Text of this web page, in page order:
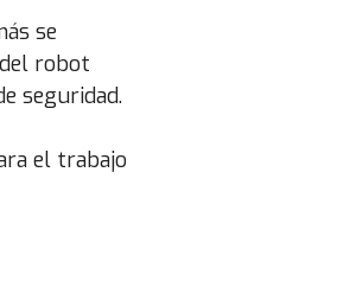
se
robot
seguridad.
el trabajo